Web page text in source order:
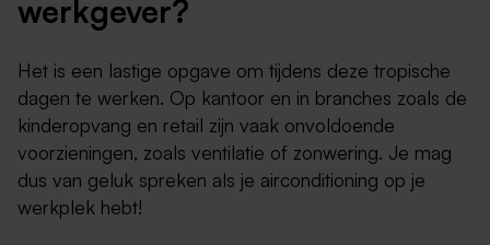
werkgever?
Het is een lastige opgave om tijdens deze tropische
dagen te werken. Op kantoor en in branches zoals de
kinderopvang en retail zijn vaak onvoldoende
voorzieningen, zoals ventilatie of zonwering. Je mag
dus van geluk spreken als je airconditioning op je
werkplek hebt!